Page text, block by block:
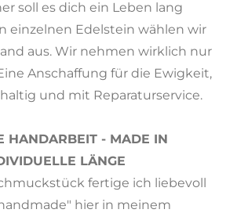
soll es dich ein Leben lang
einzelnen Edelstein wählen wir
aus. Wir nehmen wirklich nur
Anschaffung für die Ewigkeit,
und mit Reparaturservice.
HANDARBEIT - MADE IN
LÄNGE
fertige ich liebevoll
hier in meinem